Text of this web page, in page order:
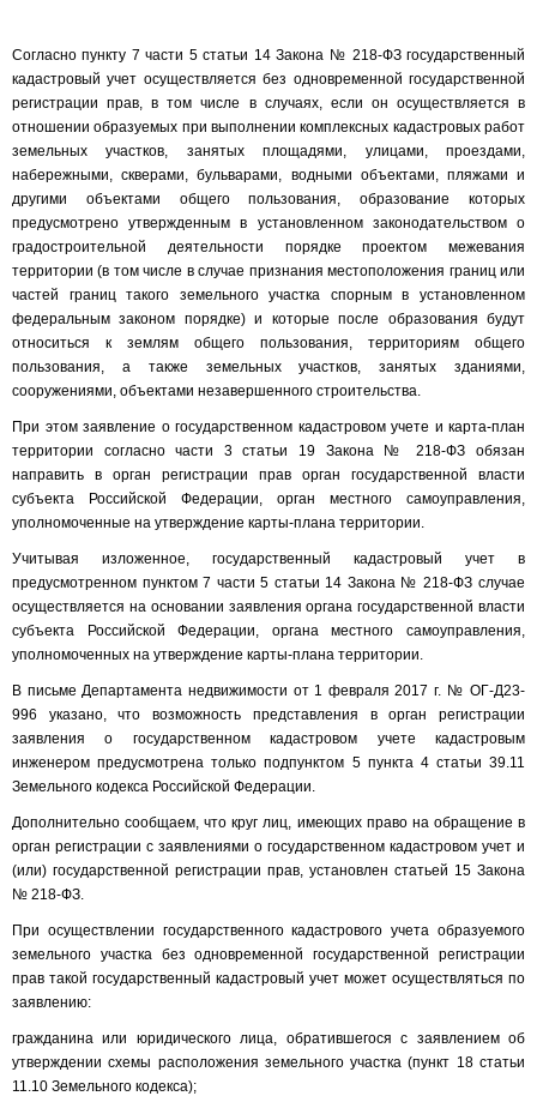
Согласно пункту 7 части 5 статьи 14 Закона № 218-ФЗ государственный
кадастровый учет осуществляется без одновременной государственной
регистрации прав, в том числе в случаях, если он осуществляется в
отношении образуемых при выполнении комплексных кадастровых работ
земельных участков, занятых площадями, улицами, проездами,
набережными, скверами, бульварами, водными объектами, пляжами и
другими объектами общего пользования, образование которых
предусмотрено утвержденным в установленном законодательством о
градостроительной деятельности порядке проектом межевания
территории (в том числе в случае признания местоположения границ или
частей границ такого земельного участка спорным в установленном
федеральным законом порядке) и которые после образования будут
относиться к землям общего пользования, территориям общего
пользования, а также земельных участков, занятых зданиями,
сооружениями, объектами незавершенного строительства.
При этом заявление о государственном кадастровом учете и карта-план
территории согласно части 3 статьи 19 Закона № 218-ФЗ обязан
направить в орган регистрации прав орган государственной власти
субъекта Российской Федерации, орган местного самоуправления,
уполномоченные на утверждение карты-плана территории.
Учитывая изложенное, государственный кадастровый учет в
предусмотренном пунктом 7 части 5 статьи 14 Закона № 218-ФЗ случае
осуществляется на основании заявления органа государственной власти
субъекта Российской Федерации, органа местного самоуправления,
уполномоченных на утверждение карты-плана территории.
В письме Департамента недвижимости от 1 февраля 2017 г. № ОГ-Д23-
996 указано, что возможность представления в орган регистрации
заявления о государственном кадастровом учете кадастровым
инженером предусмотрена только подпунктом 5 пункта 4 статьи 39.11
Земельного кодекса Российской Федерации.
Дополнительно сообщаем, что круг лиц, имеющих право на обращение в
орган регистрации с заявлениями о государственном кадастровом учет и
(или) государственной регистрации прав, установлен статьей 15 Закона
№ 218-ФЗ.
При осуществлении государственного кадастрового учета образуемого
земельного участка без одновременной государственной регистрации
прав такой государственный кадастровый учет может осуществляться по
заявлению:
гражданина или юридического лица, обратившегося с заявлением об
утверждении схемы расположения земельного участка (пункт 18 статьи
11.10 Земельного кодекса);